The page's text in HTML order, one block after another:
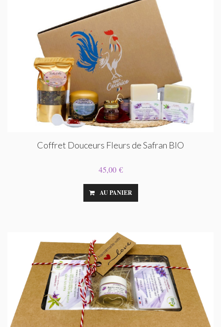
Coffret Douceurs Fleurs de Safran BIO
45,00 €
AU PANIER